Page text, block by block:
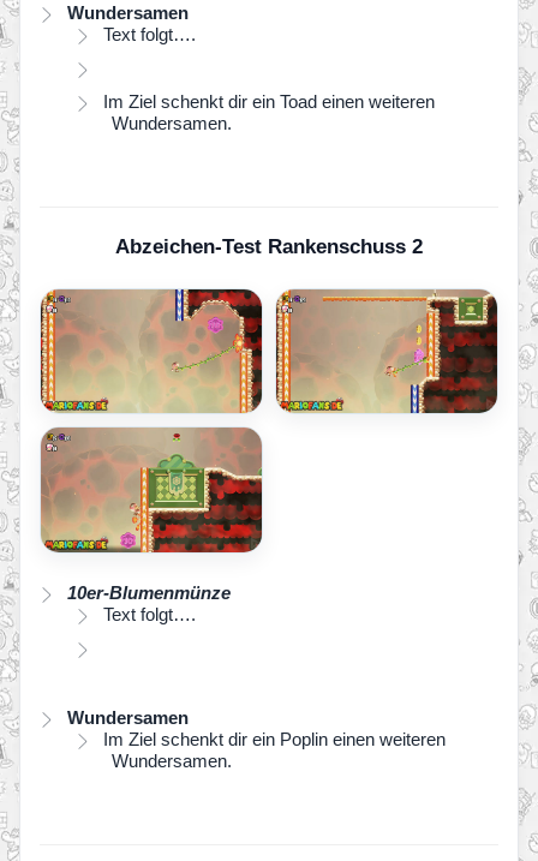
Wundersamen
Text folgt….
Im Ziel schenkt dir ein Toad einen weiteren
Wundersamen.
Abzeichen-Test Rankenschuss 2
10er-Blumenmünze
Text folgt….
Wundersamen
Im Ziel schenkt dir ein Poplin einen weiteren
Wundersamen.